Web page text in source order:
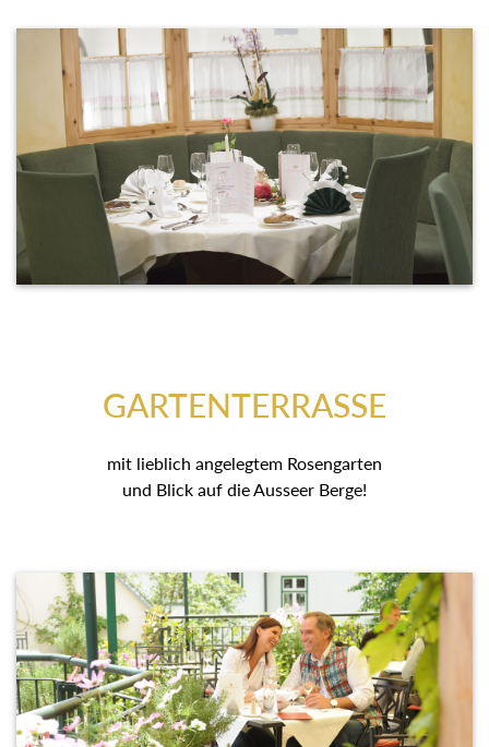
GARTENTERRASSE
mit lieblich angelegtem Rosengarten
und Blick auf die Ausseer Berge!